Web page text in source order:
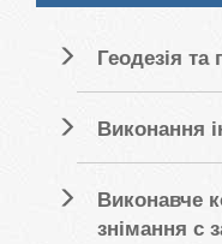
Геодезія та
Виконання
Виконавче
знімання с